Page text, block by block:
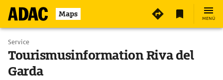
Maps MENÜ
Service
Tourismusinformation Riva del
Garda